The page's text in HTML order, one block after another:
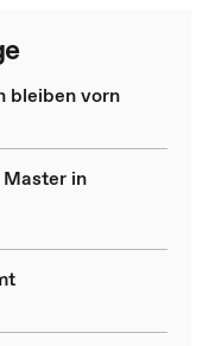
bleiben vorn
Master in